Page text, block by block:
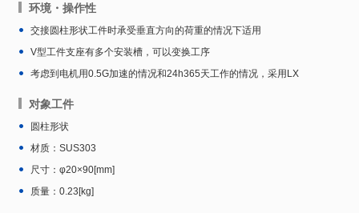
环境・操作性
交接圆柱形状工件时承受垂直方向的荷重的情况下适用
V型工件支座有多个安装槽，可以变换工序
考虑到电机用0.5G加速的情况和24h365天工作的情况，采用LX
对象工件
圆柱形状
材质：SUS303
尺寸：φ20×90[mm]
质量：0.23[kg]